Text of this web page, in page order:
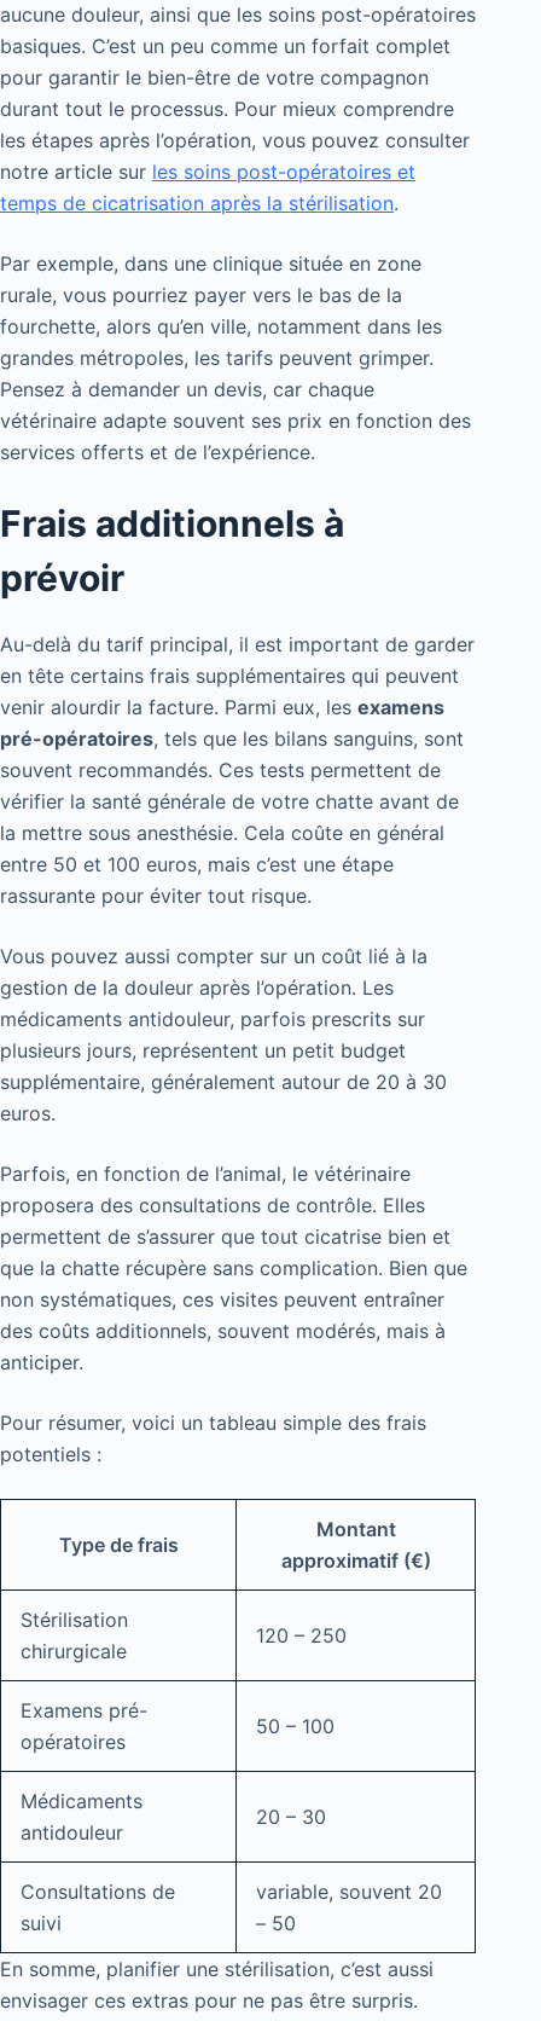
aucune douleur, ainsi que les soins post-opératoires
basiques. C’est un peu comme un forfait complet
pour garantir le bien-être de votre compagnon
durant tout le processus. Pour mieux comprendre
les étapes après l’opération, vous pouvez consulter
notre article sur les soins post-opératoires et
temps de cicatrisation après la stérilisation.
Par exemple, dans une clinique située en zone
rurale, vous pourriez payer vers le bas de la
fourchette, alors qu’en ville, notamment dans les
grandes métropoles, les tarifs peuvent grimper.
Pensez à demander un devis, car chaque
vétérinaire adapte souvent ses prix en fonction des
services offerts et de l’expérience.
Frais additionnels à
prévoir
Au-delà du tarif principal, il est important de garder
en tête certains frais supplémentaires qui peuvent
venir alourdir la facture. Parmi eux, les examens
pré-opératoires, tels que les bilans sanguins, sont
souvent recommandés. Ces tests permettent de
vérifier la santé générale de votre chatte avant de
la mettre sous anesthésie. Cela coûte en général
entre 50 et 100 euros, mais c’est une étape
rassurante pour éviter tout risque.
Vous pouvez aussi compter sur un coût lié à la
gestion de la douleur après l’opération. Les
médicaments antidouleur, parfois prescrits sur
plusieurs jours, représentent un petit budget
supplémentaire, généralement autour de 20 à 30
euros.
Parfois, en fonction de l’animal, le vétérinaire
proposera des consultations de contrôle. Elles
permettent de s’assurer que tout cicatrise bien et
que la chatte récupère sans complication. Bien que
non systématiques, ces visites peuvent entraîner
des coûts additionnels, souvent modérés, mais à
anticiper.
Pour résumer, voici un tableau simple des frais
potentiels :
Type de frais
Montant
approximatif (€)
Stérilisation
chirurgicale
120 – 250
Examens pré-
opératoires
50 – 100
Médicaments
antidouleur
20 – 30
Consultations de
suivi
variable, souvent 20
– 50
En somme, planifier une stérilisation, c’est aussi
envisager ces extras pour ne pas être surpris.